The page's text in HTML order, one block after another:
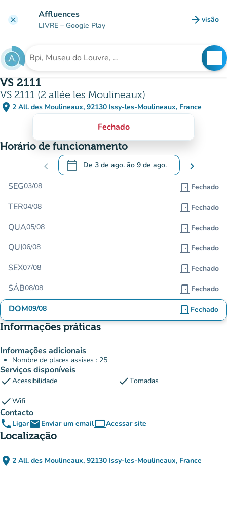
clear Affluences
LIVRE – Google Play arrow_forward visão
(novo
Procura uma instituição
VS 2111
VS 2111 (2 allée les Moulineaux)
place 2 All. des Moulineaux, 92130 Issy-les-Moulineaux, France
(abrir no Google Maps)
(novo separador)
Fechado
Horário de funcionamento
chevron_left calendar_today De 3 de ago. ão 9 de ago.
.Abra o calendário para alterar as datas
chevron_right
SEG03/08 door_front Fechado
TER04/08 door_front Fechado
QUA05/08 door_front Fechado
QUI06/08 door_front Fechado
SEX07/08 door_front Fechado
SÁB08/08 door_front Fechado
DOM09/08 door_front Fechado
Informações práticas
Informações adicionais
Nombre de places assises : 25
Serviços disponíveis
checkAcessibilidade checkTomadas
checkWifi
Contacto
phone LigaremailEnviar um emailcomputerAcessar site
(novo separador)
Localização
place 2 All. des Moulineaux, 92130 Issy-les-Moulineaux, France
(abrir no Google Maps)
(novo separador)